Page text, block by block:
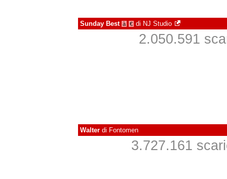
Sunday Best à € di NJ Studio
2.050.591
Walter di Fontomen
3.727.161